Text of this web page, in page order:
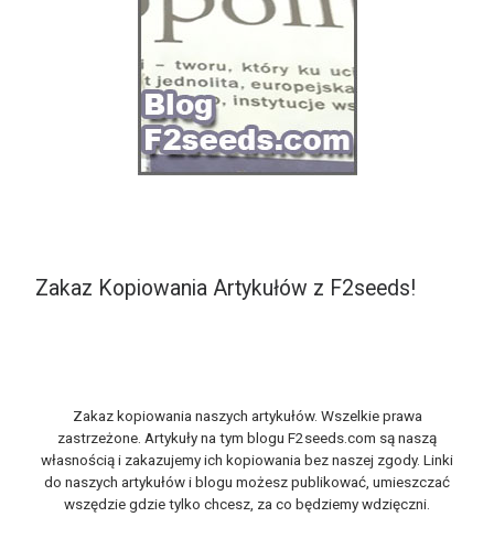
Zakaz Kopiowania Artykułów z F2seeds!
Zakaz kopiowania naszych artykułów. Wszelkie prawa
zastrzeżone. Artykuły na tym blogu F2seeds.com są naszą
własnością i zakazujemy ich kopiowania bez naszej zgody. Linki
do naszych artykułów i blogu możesz publikować, umieszczać
wszędzie gdzie tylko chcesz, za co będziemy wdzięczni.